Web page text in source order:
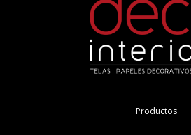
Productos